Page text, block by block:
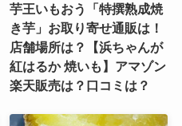
芋王いもおう「特撰熟成焼
き芋」お取り寄せ通販は！
店舗場所は？【浜ちゃんが
紅はるか 焼いも】アマゾン
楽天販売は？口コミは？